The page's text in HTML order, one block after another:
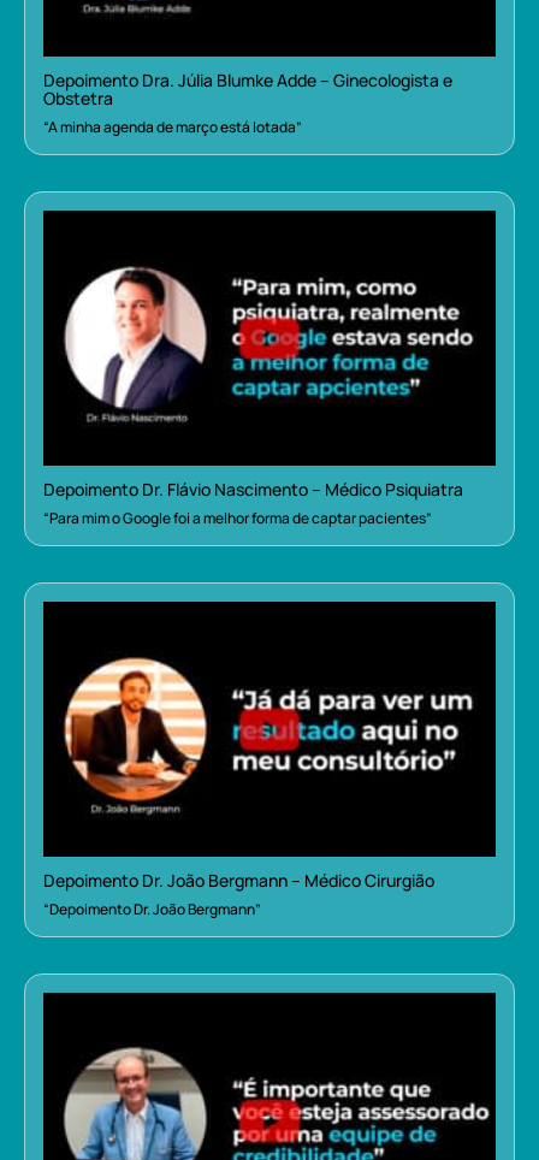
Depoimento Dra. Júlia Blumke Adde – Ginecologista e
Obstetra
“A minha agenda de março está lotada”
Depoimento Dr. Flávio Nascimento – Médico Psiquiatra
“Para mim o Google foi a melhor forma de captar pacientes”
Depoimento Dr. João Bergmann – Médico Cirurgião
“Depoimento Dr. João Bergmann”